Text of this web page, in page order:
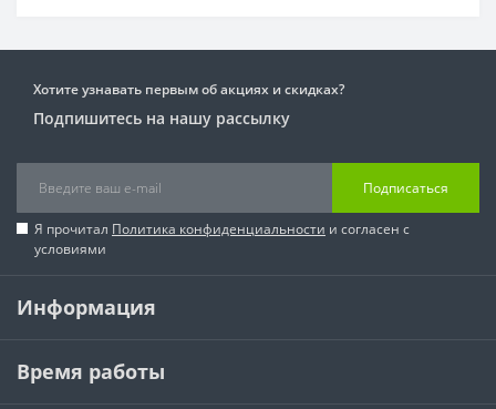
Хотите узнавать первым об акциях и скидках?
Подпишитесь на нашу рассылку
Подписаться
Я прочитал Политика конфиденциальности и согласен с
условиями
Информация
Время работы